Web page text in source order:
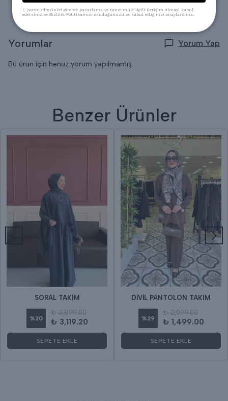
Yorumlar Yorum Yap
Bu ürün için henüz yorum yapılmamış.
Benzer Ürünler
SORAL TAKIM
%20
₺ 3,899.00
₺ 3,119.20
SEPETE EKLE
DİVİL PANTOLON TAKIM
%29
₺ 2,099.00
₺ 1,499.00
SEPETE EKLE
E-posta adresinizi girerek pazarlama ve tanıtım ile ilgili iletişim almayı kabul
edersiniz ve Gizlilik Politikamızı okuduğunuzu ve kabul ettiğinizi onaylarsınız.